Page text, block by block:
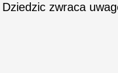
zwraca